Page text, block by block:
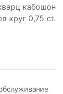
кабошон
круг 0,75 ct.